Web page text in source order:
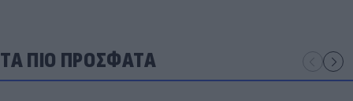
ΤΑ ΠΙΟ ΠΡΟΣΦΑΤΑ